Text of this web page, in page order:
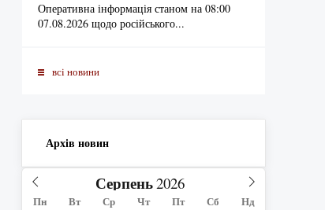
Оперативна інформація станом на 08:00
07.08.2026 щодо російського...
всi новини
Архів новин
Серпень
Пн Вт Ср Чт Пт Сб Нд